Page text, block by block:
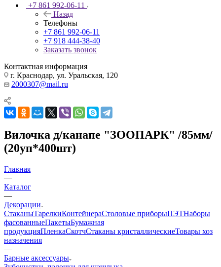
+7 861 992-06-11
Назад
Телефоны
+7 861 992-06-11
+7 918 444-38-40
Заказать звонок
Контактная информация
г. Краснодар, ул. Уральская, 120
2000307@mail.ru
Вилочка д/канапе "ЗООПАРК" /85мм/
(20уп*400шт)
Главная
—
Каталог
—
Декорации
СтаканыТарелкиКонтейнераСтоловые приборыПЭТНаборы
фасованныеПакетыБумажная
продукцияПленкаСкотчСтаканы кристаллическиеТовары хоз
назначения
—
Барные аксессуары